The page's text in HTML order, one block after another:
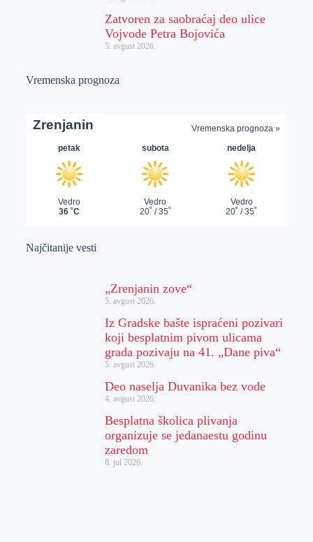
Zatvoren za saobraćaj deo ulice
Vojvode Petra Bojovića
5. avgust 2026.
Vremenska prognoza
Najčitanije vesti
„Zrenjanin zove“
5. avgust 2026.
Iz Gradske bašte ispraćeni pozivari
koji besplatnim pivom ulicama
grada pozivaju na 41. „Dane piva“
5. avgust 2026.
Deo naselja Duvanika bez vode
4. avgust 2026.
Besplatna školica plivanja
organizuje se jedanaestu godinu
zaredom
8. jul 2026.